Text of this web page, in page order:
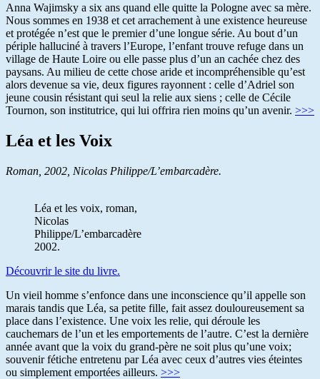
Anna Wajimsky a six ans quand elle quitte la Pologne avec sa mère.
Nous sommes en 1938 et cet arrachement à une existence heureuse
et protégée n’est que le premier d’une longue série. Au bout d’un
périple halluciné à travers l’Europe, l’enfant trouve refuge dans un
village de Haute Loire ou elle passe plus d’un an cachée chez des
paysans. Au milieu de cette chose aride et incompréhensible qu’est
alors devenue sa vie, deux figures rayonnent : celle d’Adriel son
jeune cousin résistant qui seul la relie aux siens ; celle de Cécile
Tournon, son institutrice, qui lui offrira rien moins qu’un avenir. >>>
Léa et les Voix
Roman, 2002, Nicolas Philippe/L’embarcadère.
Léa et les voix, roman,
Nicolas
Philippe/L’embarcadère
2002.
Découvrir le site du livre.
Un vieil homme s’enfonce dans une inconscience qu’il appelle son
marais tandis que Léa, sa petite fille, fait assez douloureusement sa
place dans l’existence. Une voix les relie, qui déroule les
cauchemars de l’un et les emportements de l’autre. C’est la dernière
année avant que la voix du grand-père ne soit plus qu’une voix;
souvenir fétiche entretenu par Léa avec ceux d’autres vies éteintes
ou simplement emportées ailleurs. >>>